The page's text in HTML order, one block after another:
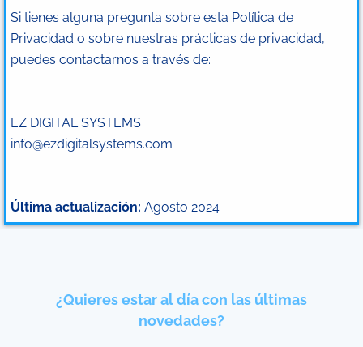
Si tienes alguna pregunta sobre esta Política de
Privacidad o sobre nuestras prácticas de privacidad,
puedes contactarnos a través de:
EZ DIGITAL SYSTEMS
info@ezdigitalsystems.com
Última actualización: Agosto 2024
¿Quieres estar al día con las últimas
novedades?